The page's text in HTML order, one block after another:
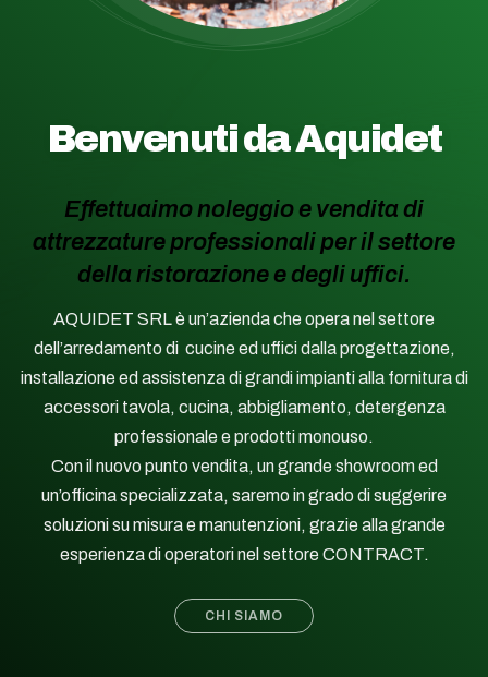
Benvenuti da Aquidet
Effettuaimo noleggio e vendita di
attrezzature professionali per il settore
della ristorazione e degli uffici.
AQUIDET SRL è un’azienda che opera nel settore
dell’arredamento di cucine ed uffici dalla progettazione,
installazione ed assistenza di grandi impianti alla fornitura di
accessori tavola, cucina, abbigliamento, detergenza
professionale e prodotti monouso.
Con il nuovo punto vendita, un grande showroom ed
un’officina specializzata, saremo in grado di suggerire
soluzioni su misura e manutenzioni, grazie alla grande
esperienza di operatori nel settore CONTRACT.
CHI SIAMO